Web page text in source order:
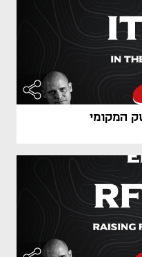
המקומי